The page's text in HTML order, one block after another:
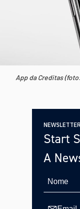
App da Creditas
NEWSLETTER
Start
A